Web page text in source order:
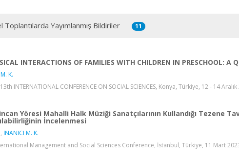
Toplantılarda Yayımlanmış Bildiriler 11
INTERACTIONS OF FAMILIES WITH CHILDREN IN PRESCHOOL: A
K.
13th INTERNATIONAL CONFERENCE ON SOCIAL SCIENCES, Konya, Türkiye, 12 - 14
Yöresi Mahalli Halk Müziği Sanatçılarının Kullandığı Tezene
İncelenmesi
, İNANICI M. K.
Management and Social Sciences Conference, İstanbul, Türkiye, 11 Mart